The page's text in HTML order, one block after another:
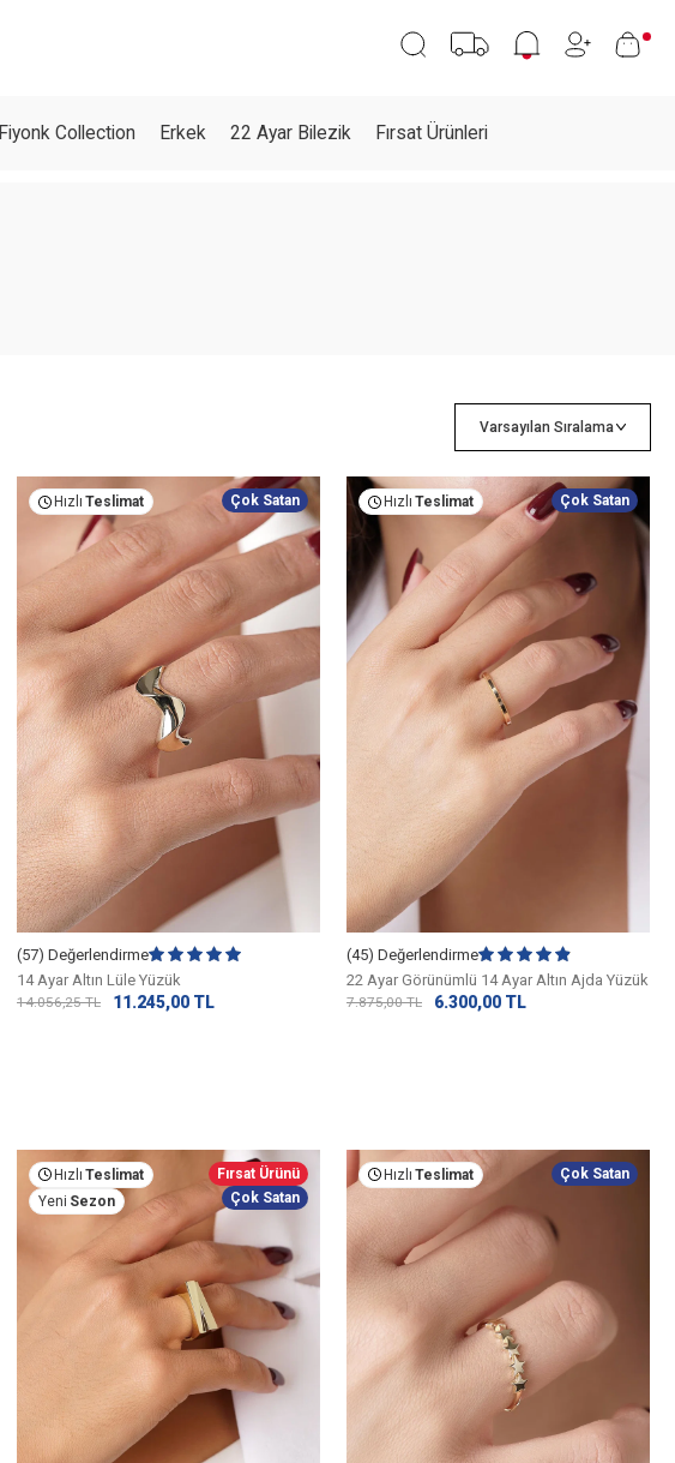
Fiyonk Collection Erkek 22 Ayar Bilezik Fırsat Ürünleri
Hızlı Teslimat Çok Satan
(57) Değerlendirme
14 Ayar Altın Lüle Yüzük
14.056,25TL 11.245,00 TL
Hızlı Teslimat Çok Satan
(45) Değerlendirme
22 Ayar Görünümlü 14 Ayar Altın Ajda Yüzük
7.875,00TL 6.300,00 TL
Hızlı Teslimat
Yeni Sezon
Fırsat Ürünü
Çok Satan
Hızlı Teslimat Çok Satan